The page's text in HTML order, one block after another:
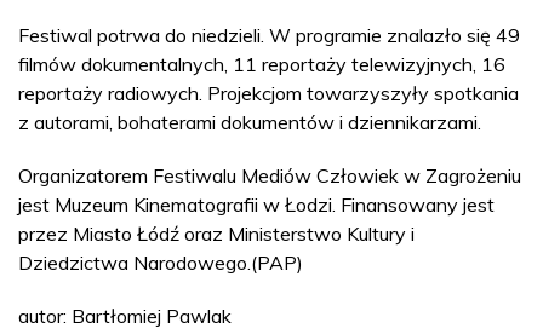
Festiwal potrwa do niedzieli. W programie znalazło się 49
filmów dokumentalnych, 11 reportaży telewizyjnych, 16
reportaży radiowych. Projekcjom towarzyszyły spotkania
z autorami, bohaterami dokumentów i dziennikarzami.
Organizatorem Festiwalu Mediów Człowiek w Zagrożeniu
jest Muzeum Kinematografii w Łodzi. Finansowany jest
przez Miasto Łódź oraz Ministerstwo Kultury i
Dziedzictwa Narodowego.(PAP)
autor: Bartłomiej Pawlak